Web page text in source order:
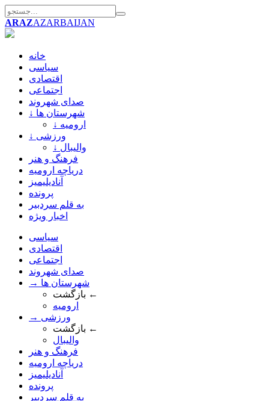
ARAZAZARBAIJAN
خانه
سیاسی
اقتصادی
اجتماعی
صدای شهروند
↓ شهرستان ها
↓ ارومیه
↓ ورزشی
↓ والیبال
فرهنگ و هنر
دریاچه ارومیه
آنادیلیمیز
پرونده
به قلم سردبیر
اخبار ویژه
سیاسی
اقتصادی
اجتماعی
صدای شهروند
→ شهرستان ها
بازگشت ←
ارومیه
→ ورزشی
بازگشت ←
والیبال
فرهنگ و هنر
دریاچه ارومیه
آنادیلیمیز
پرونده
به قلم سردبیر